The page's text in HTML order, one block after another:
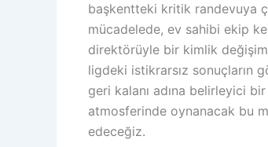
başkentteki kritik randevuya
mücadelede, ev sahibi ekip
direktörüyle bir kimlik
ligdeki istikrarsız sonuçların
geri kalanı adına belirleyici
atmosferinde oynanacak bu
edeceğiz.